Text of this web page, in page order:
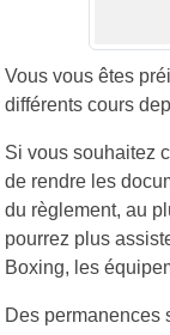
Vous vous êtes
différents cours
Si vous souhaitez
de rendre les
du règlement, au
pourrez plus
Boxing, les
Des permanences